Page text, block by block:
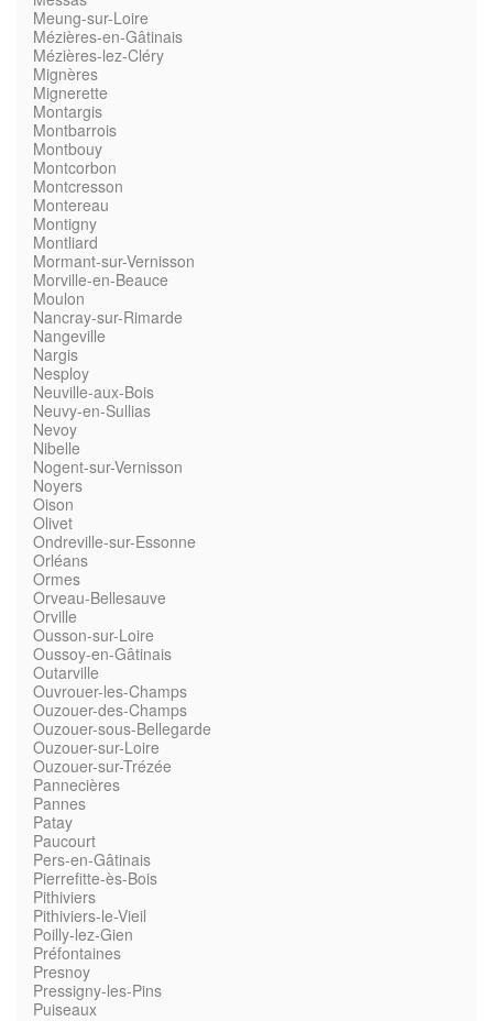
Meung-sur-Loire
Mézières-en-Gâtinais
Mézières-lez-Cléry
Mignères
Mignerette
Montargis
Montbarrois
Montbouy
Montcorbon
Montcresson
Montereau
Montigny
Montliard
Mormant-sur-Vernisson
Morville-en-Beauce
Moulon
Nancray-sur-Rimarde
Nangeville
Nargis
Nesploy
Neuville-aux-Bois
Neuvy-en-Sullias
Nevoy
Nibelle
Nogent-sur-Vernisson
Noyers
Oison
Olivet
Ondreville-sur-Essonne
Orléans
Ormes
Orveau-Bellesauve
Orville
Ousson-sur-Loire
Oussoy-en-Gâtinais
Outarville
Ouvrouer-les-Champs
Ouzouer-des-Champs
Ouzouer-sous-Bellegarde
Ouzouer-sur-Loire
Ouzouer-sur-Trézée
Pannecières
Pannes
Patay
Paucourt
Pers-en-Gâtinais
Pierrefitte-ès-Bois
Pithiviers
Pithiviers-le-Vieil
Poilly-lez-Gien
Préfontaines
Presnoy
Pressigny-les-Pins
Puiseaux